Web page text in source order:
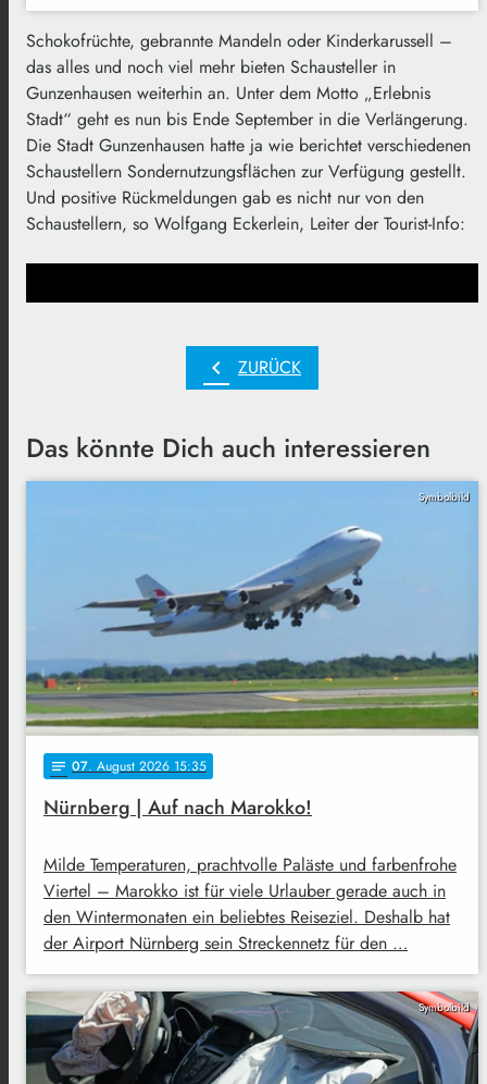
Schokofrüchte, gebrannte Mandeln oder Kinderkarussell –
das alles und noch viel mehr bieten Schausteller in
Gunzenhausen weiterhin an. Unter dem Motto „Erlebnis
Stadt“ geht es nun bis Ende September in die Verlängerung.
Die Stadt Gunzenhausen hatte ja wie berichtet verschiedenen
Schaustellern Sondernutzungsflächen zur Verfügung gestellt.
Und positive Rückmeldungen gab es nicht nur von den
Schaustellern, so Wolfgang Eckerlein, Leiter der Tourist-Info:
chevron_left ZURÜCK
Das könnte Dich auch interessieren
Symbolbild
notes 07. August 2026 15:35
Nürnberg | Auf nach Marokko!
Milde Temperaturen, prachtvolle Paläste und farbenfrohe
Viertel – Marokko ist für viele Urlauber gerade auch in
den Wintermonaten ein beliebtes Reiseziel. Deshalb hat
der Airport Nürnberg sein Streckennetz für den …
Symbolbild